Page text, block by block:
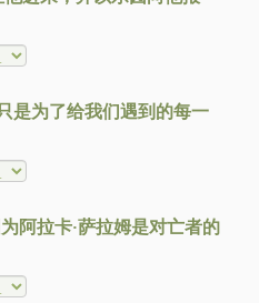
是为了给我们遇到的每一
阿拉卡·萨拉姆是对亡者的